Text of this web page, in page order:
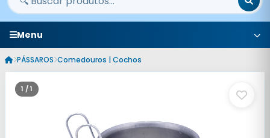
Menu
PÁSSAROS Comedouros | Cochos
1 / 1